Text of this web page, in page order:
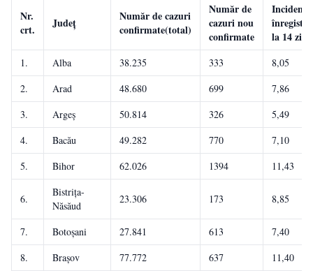
Nr.
crt.
Județ
Număr de cazuri
confirmate(total)
Număr de
cazuri nou
confirmate
la 14 zile
1. Alba 38.235 333
8,05
2.
Arad 48.680 699
7,86
3.
Argeș 50.814 326
5,49
4.
Bacău 49.282 770
7,10
5.
Bihor 62.026 1394 11,43
6.
Bistrița-
Năsăud
23.306 173 8,85
7. Botoșani 27.841 613
7,40
8.
Brașov 77.772 637
11,40